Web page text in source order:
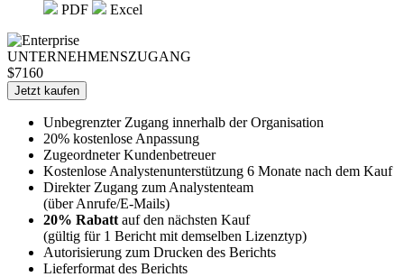
PDF
Excel
UNTERNEHMENSZUGANG
$7160
Jetzt kaufen
Unbegrenzter Zugang innerhalb der Organisation
20% kostenlose Anpassung
Zugeordneter Kundenbetreuer
Kostenlose Analystenunterstützung 6 Monate nach dem Kauf
Direkter Zugang zum Analystenteam
(über Anrufe/E-Mails)
20% Rabatt auf den nächsten Kauf
(gültig für 1 Bericht mit demselben Lizenztyp)
Autorisierung zum Drucken des Berichts
Lieferformat des Berichts